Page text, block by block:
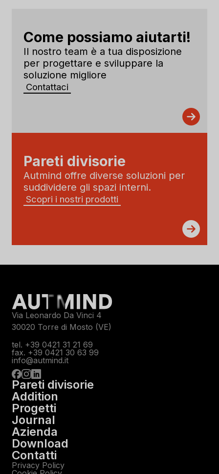
Come possiamo aiutarti!
Il nostro team è a tua disposizione
per progettare e sviluppare la
soluzione migliore
Contattaci
Pareti divisorie
Autmind offre diverse soluzioni per
suddividere gli spazi interni.
Scopri i nostri prodotti
Via Leonardo Da Vinci 4
30020 Torre di Mosto (VE)
tel. +39 0421 31 21 69
fax. +39 0421 30 63 99
info@autmind.it
Pareti divisorie
Addition
Progetti
Journal
Azienda
Download
Contatti
Privacy Policy